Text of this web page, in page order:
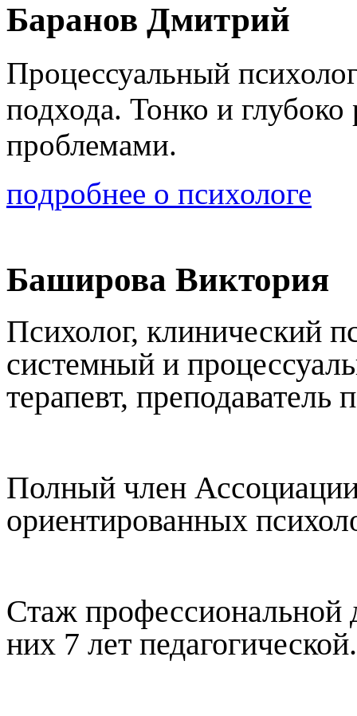
Баранов Дмитрий
Процессуальный
подхода. Тонко и
проблемами.
подробнее о психологе
Баширова Виктория
Психолог, клинический
системный и
терапевт, преподаватель
Полный член
ориентированных
Стаж профессиональной
них 7 лет педагогической.